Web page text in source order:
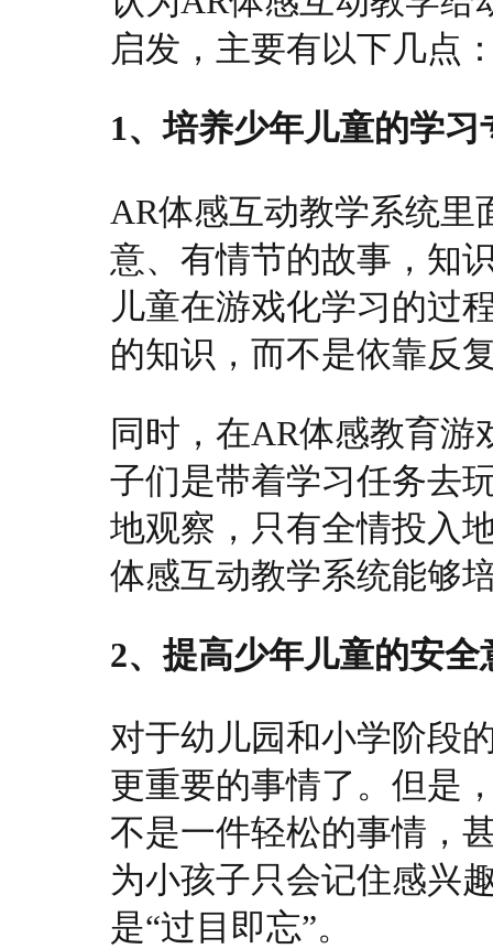
启发，主要有以下几点
1、培养少年儿童的学习
AR体感互动教学系统里
意、有情节的故事，知
儿童在游戏化学习的过
的知识，而不是依靠反
同时，在AR体感教育
子们是带着学习任务去
地观察，只有全情投入
体感互动教学系统能够
2、提高少年儿童的安全
对于幼儿园和小学阶段
更重要的事情了。但是
不是一件轻松的事情，
为小孩子只会记住感兴
是“过目即忘”。